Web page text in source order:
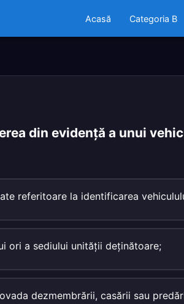
Acasă Categoria B
din evidenţă a unui
referitoare la identificarea
ori a sediului unităţii deţinătoare;
dezmembrării, casării sau